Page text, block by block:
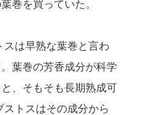
巻を買っていた。
は早熟な葉巻と言わ
葉巻の芳香成分が科学
、そもそも長期熟成可
トスはその成分から